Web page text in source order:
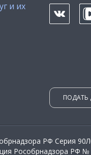
и их
ПОДАТЬ
РФ Серия
Рособрнадзора РФ